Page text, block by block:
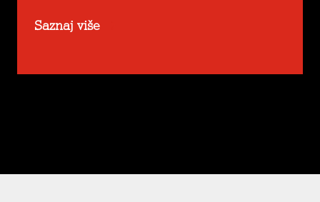
Saznaj više